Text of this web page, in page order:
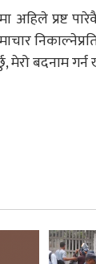
अहिले प्रष्ट
मेरो बदनाम